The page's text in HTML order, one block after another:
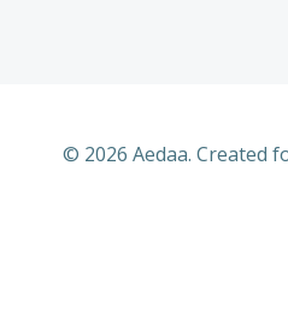
© 2026 Aedaa. Created